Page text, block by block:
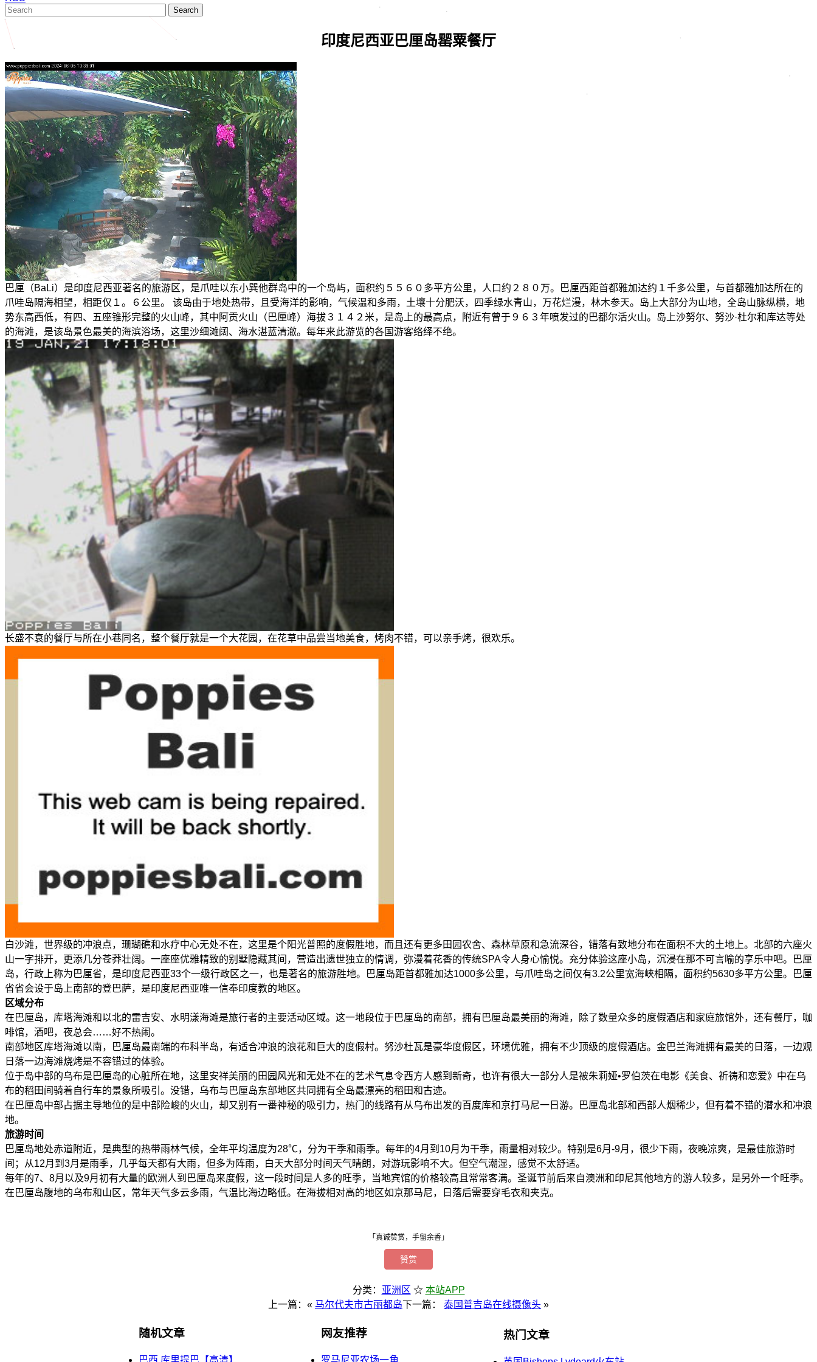
Search
印度尼西亚巴厘岛罂粟餐厅
巴厘（BaLi）是印度尼西亚著名的旅游区，是爪哇以东小巽他群岛中的一个岛屿，面积约５５６０多平方公里，人口约２８０万。巴厘西距首都雅加达约１千多公里，与首都雅加达所在的
爪哇岛隔海相望，相距仅１。６公里。 该岛由于地处热带，且受海洋的影响，气候温和多雨，土壤十分肥沃，四季绿水青山，万花烂漫，林木参天。岛上大部分为山地，全岛山脉纵横，地
势东高西低，有四、五座锥形完整的火山峰，其中阿贡火山（巴厘峰）海拔３１４２米，是岛上的最高点，附近有曾于９６３年喷发过的巴都尔活火山。岛上沙努尔、努沙·杜尔和库达等处
的海滩，是该岛景色最美的海滨浴场，这里沙细滩阔、海水湛蓝清澈。每年来此游览的各国游客络绎不绝。
长盛不衰的餐厅与所在小巷同名，整个餐厅就是一个大花园，在花草中品尝当地美食，烤肉不错，可以亲手烤，很欢乐。
白沙滩，世界级的冲浪点，珊瑚礁和水疗中心无处不在，这里是个阳光普照的度假胜地，而且还有更多田园农舍、森林草原和急流深谷，错落有致地分布在面积不大的土地上。北部的六座火
山一字排开，更添几分苍莽壮阔。一座座优雅精致的别墅隐藏其间，营造出遗世独立的情调，弥漫着花香的传统SPA令人身心愉悦。充分体验这座小岛，沉浸在那不可言喻的享乐中吧。巴厘
岛，行政上称为巴厘省，是印度尼西亚33个一级行政区之一，也是著名的旅游胜地。巴厘岛距首都雅加达1000多公里，与爪哇岛之间仅有3.2公里宽海峡相隔，面积约5630多平方公里。巴厘
省省会设于岛上南部的登巴萨，是印度尼西亚唯一信奉印度教的地区。
区域分布
在巴厘岛，库塔海滩和以北的雷吉安、水明漾海滩是旅行者的主要活动区域。这一地段位于巴厘岛的南部，拥有巴厘岛最美丽的海滩，除了数量众多的度假酒店和家庭旅馆外，还有餐厅，咖
啡馆，酒吧，夜总会……好不热闹。
南部地区库塔海滩以南，巴厘岛最南端的布科半岛，有适合冲浪的浪花和巨大的度假村。努沙杜瓦是豪华度假区，环境优雅，拥有不少顶级的度假酒店。金巴兰海滩拥有最美的日落，一边观
日落一边海滩烧烤是不容错过的体验。
位于岛中部的乌布是巴厘岛的心脏所在地，这里安祥美丽的田园风光和无处不在的艺术气息令西方人感到新奇，也许有很大一部分人是被朱莉娅•罗伯茨在电影《美食、祈祷和恋爱》中在乌
布的稻田间骑着自行车的景象所吸引。没错，乌布与巴厘岛东部地区共同拥有全岛最漂亮的稻田和古迹。
在巴厘岛中部占据主导地位的是中部险峻的火山，却又别有一番神秘的吸引力，热门的线路有从乌布出发的百度库和京打马尼一日游。巴厘岛北部和西部人烟稀少，但有着不错的潜水和冲浪
地。
旅游时间
巴厘岛地处赤道附近，是典型的热带雨林气候，全年平均温度为28℃，分为干季和雨季。每年的4月到10月为干季，雨量相对较少。特别是6月-9月，很少下雨，夜晚凉爽，是最佳旅游时
间；从12月到3月是雨季，几乎每天都有大雨，但多为阵雨，白天大部分时间天气晴朗，对游玩影响不大。但空气潮湿，感觉不太舒适。
每年的7、8月以及9月初有大量的欧洲人到巴厘岛来度假，这一段时间是人多的旺季，当地宾馆的价格较高且常常客满。圣诞节前后来自澳洲和印尼其他地方的游人较多，是另外一个旺季。
在巴厘岛腹地的乌布和山区，常年天气多云多雨，气温比海边略低。在海拔相对高的地区如京那马尼，日落后需要穿毛衣和夹克。
「真诚赞赏，手留余香」
赞赏
分类： 亚洲区 ☆ 本站APP
上一篇：« 马尔代夫市古丽都岛下一篇： 泰国普吉岛在线摄像头 »
随机文章
巴西 库里提巴【高清】
网友推荐
罗马尼亚农场一角
热门文章